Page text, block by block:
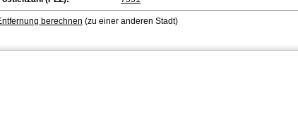
berechnen (zu einer anderen Stadt)